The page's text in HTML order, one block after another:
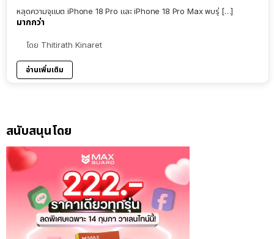
หลุดความจุแบต iPhone 18 Pro และ iPhone 18 Pro Max พบรุ่ […]
มากกว่า
โดย Thitirath Kinaret
อ่านเพิ่มเติม
สนับสนุนโดย